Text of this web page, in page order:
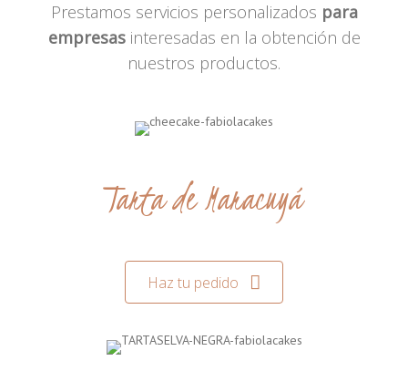
Prestamos servicios personalizados para
empresasinteresadas en la obtención de
nuestros productos.
Tarta de Maracuyá
Haz tu pedido